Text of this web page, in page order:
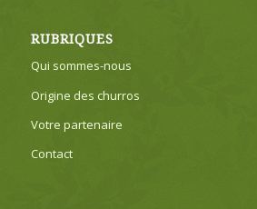
RUBRIQUES
Qui sommes-nous
Origine des churros
Votre partenaire
Contact